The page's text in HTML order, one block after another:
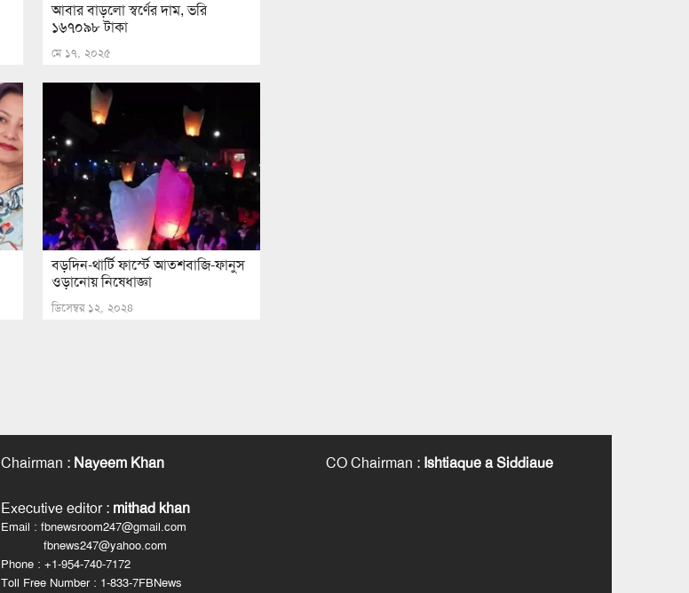
আবার বাড়লো স্বর্ণের দাম, ভরি
১৬৭০৯৮ টাকা
মে ১৭, ২০২৫
বড়দিন-থার্টি ফার্স্টে আতশবাজি-ফানুস
ওড়ানোয় নিষেধাজ্ঞা
ডিসেম্বর ১২, ২০২৪
Chairman : Nayeem Khan CO Chairman : Ishtiaque a Siddiaue
Executive editor: mithad khan
Email : fbnewsroom247@gmail.com
fbnews247@yahoo.com
Phone : +1-954-740-7172
Toll Free Number : 1-833-7FBNews